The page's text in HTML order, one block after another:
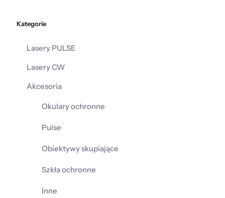
Kategorie
Lasery PULSE
Lasery CW
Akcesoria
Okulary ochronne
Pulse
Obiektywy skupiające
Szkła ochronne
Inne